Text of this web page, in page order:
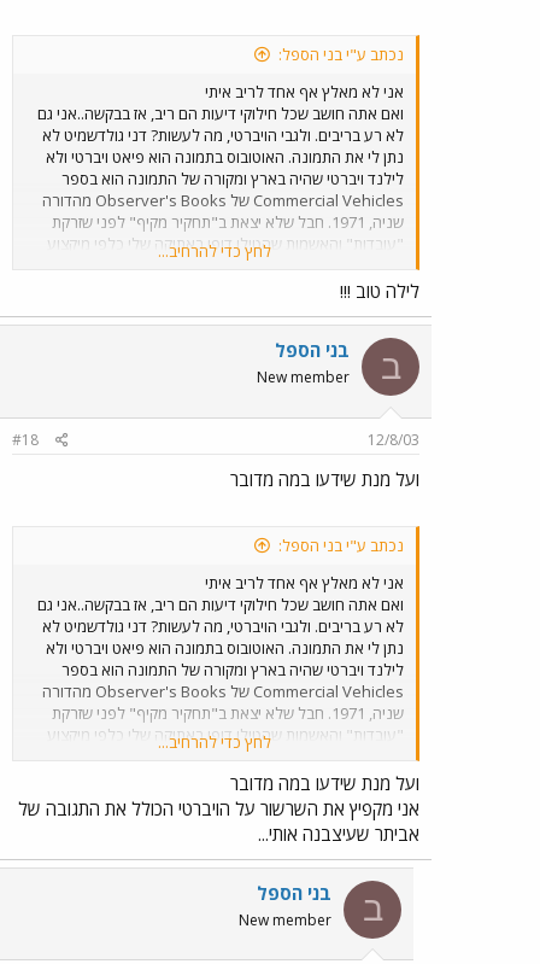
נכתב ע"י בני הספל:
אני לא מאלץ אף אחד לריב איתי
ואם אתה חושב שכל חילוקי דיעות הם ריב, אז בבקשה..אני גם
לא רע בריבים. ולגבי הויברטי, מה לעשות? דני גולדשמיט לא
נתן לי את התמונה. האוטובוס בתמונה הוא פיאט ויברטי ולא
לילנד ויברטי שהיה בארץ ומקורה של התמונה הוא בספר
Commercial Vehicles של Observer's Books מהדורה
שניה, 1971. חבל שלא יצאת ב"תחקיר מקיף" לפני שזרקת
"עובדות" והאשמות שהטילו דופי באתיקה שלי כלפי מיקצוע
הארכיונאות שהוא מיקצועי שלי. חבל שלא בררת איתי קודם
את העניין ("בדיקת עובדות") וזאת התנהגות לא כל כך אופיינית
שפצחת בהטלת דופי בי (מעניין מי כאן מתחיל בריבים) ופעם
שלא פצחת בהתנצלות באותה הדגשה... ואגב מומחים
לתחבורה ציבורית, מומחים אמיתיים, תמצא בכל מיני
דיסציפלינות כאשר מדע המדינה היא לא הרלונטית שבהן.
אבל אם אתה חושב שאתה סופרמן ועוד מכריז על זה בקולי
קולות, אז מי אני כי אתוכח איתך? אבל גם סופרמן יכול
לחץ כדי להרחיב...
לילה טוב !!!
ב בני הספל
New member
12/8/03
#18
ועל מנת שידעו במה מדובר
נכתב ע"י בני הספל:
אני לא מאלץ אף אחד לריב איתי
ואם אתה חושב שכל חילוקי דיעות הם ריב, אז בבקשה..אני גם
לא רע בריבים. ולגבי הויברטי, מה לעשות? דני גולדשמיט לא
נתן לי את התמונה. האוטובוס בתמונה הוא פיאט ויברטי ולא
לילנד ויברטי שהיה בארץ ומקורה של התמונה הוא בספר
Commercial Vehicles של Observer's Books מהדורה
שניה, 1971. חבל שלא יצאת ב"תחקיר מקיף" לפני שזרקת
"עובדות" והאשמות שהטילו דופי באתיקה שלי כלפי מיקצוע
הארכיונאות שהוא מיקצועי שלי. חבל שלא בררת איתי קודם
את העניין ("בדיקת עובדות") וזאת התנהגות לא כל כך אופיינית
ל"ד"ר למדע המדינה". אז נכון, אני כועס עליך פעמיים: פעם
שפצחת בהטלת דופי בי (מעניין מי כאן מתחיל בריבים) ופעם
שלא פצחת בהתנצלות באותה הדגשה... ואגב מומחים
לתחבורה ציבורית, מומחים אמיתיים, תמצא בכל מיני
דיסציפלינות כאשר מדע המדינה היא לא הרלונטית שבהן.
אבל אם אתה חושב שאתה סופרמן ועוד מכריז על זה בקולי
קולות, אז מי אני כי אתוכח איתך? אבל גם סופרמן יכול
להתנצל..זה לא גורע..תאמין לי.
לחץ כדי להרחיב...
ועל מנת שידעו במה מדובר
אני מקפיץ את השרשור על הויברטי הכולל את התגובה של
אביתר שעיצבנה אותי...
ב בני הספל
New member